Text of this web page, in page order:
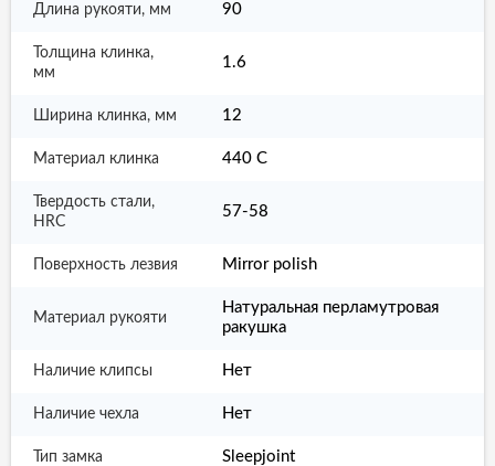
Длина рукояти, мм 90
Толщина клинка,
мм
1.6
Ширина клинка, мм 12
Материал клинка 440 С
Твердость стали,
HRC
57-58
Поверхность лезвия Mirror polish
Материал рукояти
Натуральная перламутровая
ракушка
Наличие клипсы Нет
Наличие чехла Нет
Тип замка Sleepjoint